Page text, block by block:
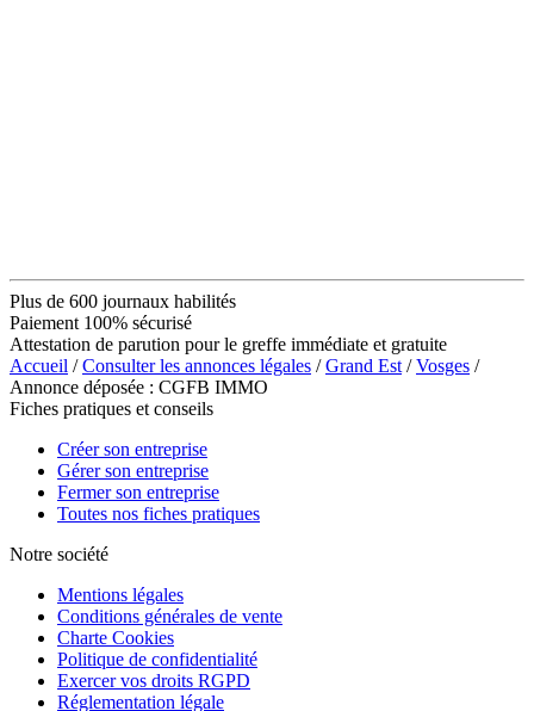
Plus de 600 journaux habilités
Paiement 100% sécurisé
Attestation de parution pour le greffe immédiate et gratuite
Accueil /Consulter les annonces légales /Grand Est /Vosges /
Annonce déposée : CGFB IMMO
Fiches pratiques et conseils
Créer son entreprise
Gérer son entreprise
Fermer son entreprise
Toutes nos fiches pratiques
Notre société
Mentions légales
Conditions générales de vente
Charte Cookies
Politique de confidentialité
Exercer vos droits RGPD
Réglementation légale